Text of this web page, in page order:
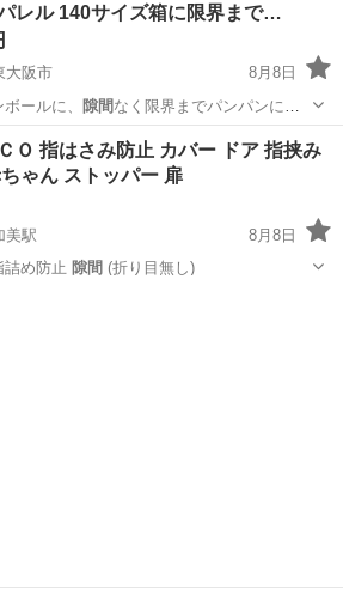
レル 140サイズ箱に限界まで…
大阪市
8月8日
ールに、 隙間なく限界までパンパンに詰
新古品
Ｏ 指はさみ防止 カバー ドア 指挟み
ゃん ストッパー 扉
美駅
8月8日
詰め防止 隙間 (折り目無し)